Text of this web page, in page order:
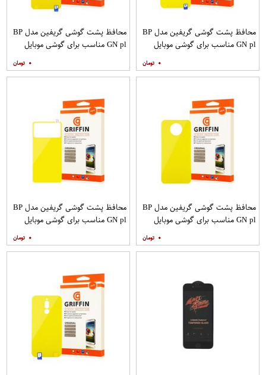
محافظ پشت گوشی گریفین مدل BP
GN pl مناسب برای گوشی موبایل
۰
محافظ پشت گوشی گریفین مدل BP
GN pl مناسب برای گوشی موبایل
۰
محافظ پشت گوشی گریفین مدل BP
GN pl مناسب برای گوشی موبایل
۰
محافظ پشت گوشی گریفین مدل BP
GN pl مناسب برای گوشی موبایل
۰